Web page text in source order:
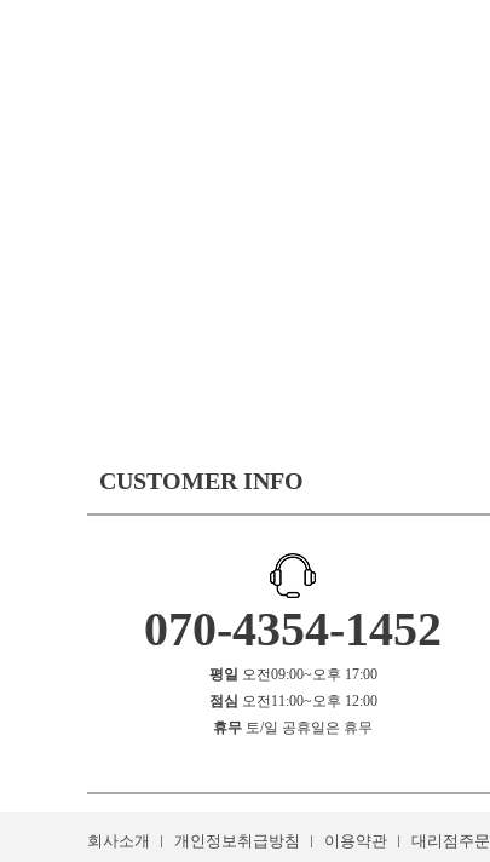
CUSTOMER INFO
070-4354-1452
평일 오전09:00~오후 17:00
점심 오전11:00~오후 12:00
휴무 토/일 공휴일은 휴무
회사소개 개인정보취급방침 이용약관 대리점주문